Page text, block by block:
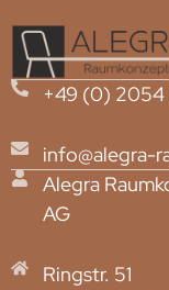
+49 (0) 2054
info@alegra-
Alegra
AG
Ringstr. 51